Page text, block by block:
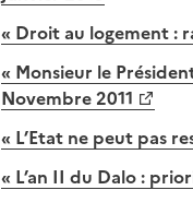
« Droit au logement :
« Monsieur le
Novembre 2011
« L’Etat ne peut pas
« L’an II du Dalo :